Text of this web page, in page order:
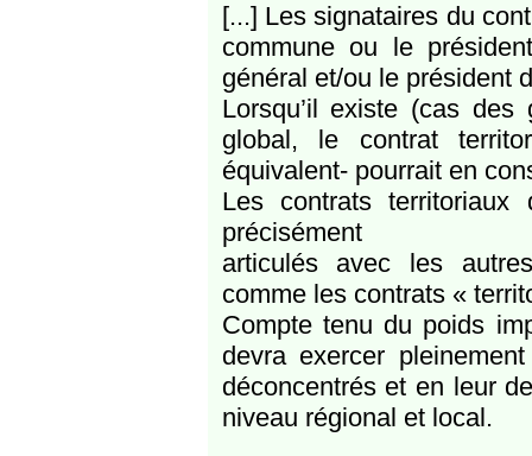
[...] Les signataires du
commune ou le
général et/ou le président
Lorsqu’il existe (cas
global, le contrat
équivalent- pourrait en
Les contrats territoriaux
précisément
articulés avec les
comme les contrats «
Compte tenu du poids
devra exercer
déconcentrés et en leur
niveau régional et local.